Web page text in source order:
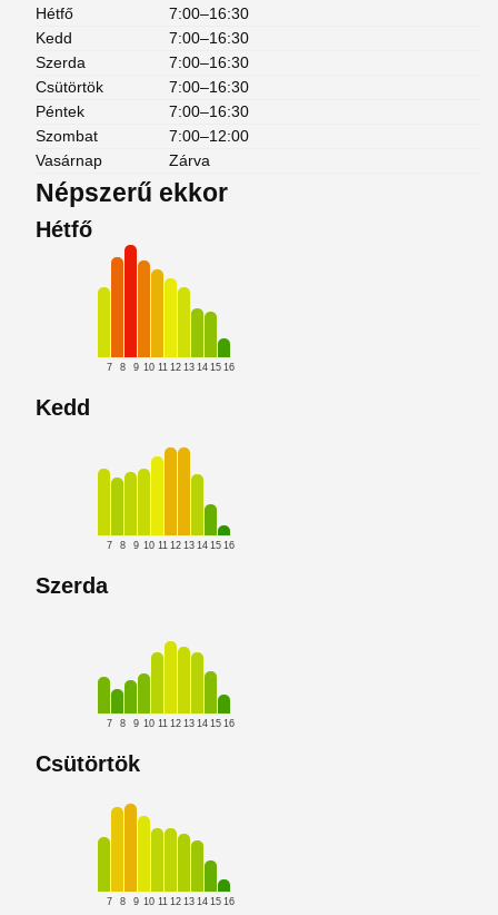
Hétfő
7:00–16:30
Kedd
7:00–16:30
Szerda
7:00–16:30
Csütörtök
7:00–16:30
Péntek
7:00–16:30
Szombat
7:00–12:00
Vasárnap
Zárva
Népszerű ekkor
Hétfő
7 8 9 10 11 12 13 14 15 16
Kedd
7 8 9 10 11 12 13 14 15 16
Szerda
7 8 9 10 11 12 13 14 15 16
Csütörtök
7 8 9 10 11 12 13 14 15 16